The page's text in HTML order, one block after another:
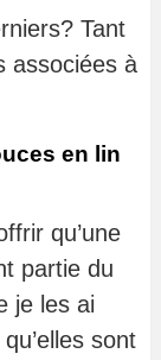
Tant
associées à
en lin
qu’une
partie du
je les ai
sont